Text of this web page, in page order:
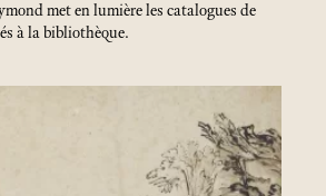
met en lumière les catalogues de
à la bibliothèque.